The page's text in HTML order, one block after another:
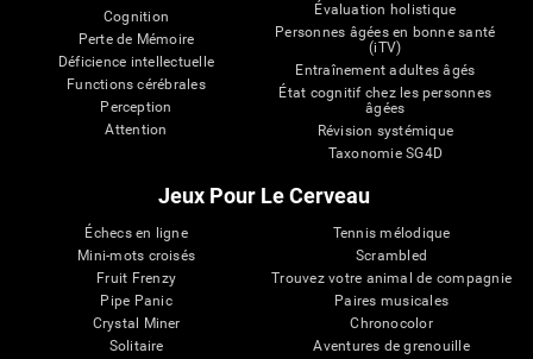
Cognition
Perte de Mémoire
Déficience intellectuelle
Functions cérébrales
Perception
Attention
Évaluation holistique
Personnes âgées en bonne santé
(iTV)
Entraînement adultes âgés
État cognitif chez les personnes
âgées
Révision systémique
Taxonomie SG4D
Jeux Pour Le Cerveau
Échecs en ligne
Mini-mots croisés
Fruit Frenzy
Pipe Panic
Crystal Miner
Solitaire
Tennis mélodique
Scrambled
Trouvez votre animal de compagnie
Paires musicales
Chronocolor
Aventures de grenouille